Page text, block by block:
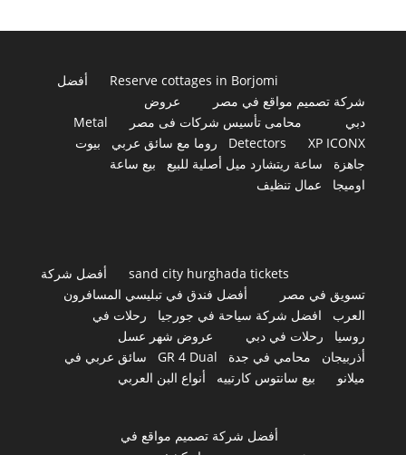
Reserve cottages in Borjomi
أفضل
شركة تصميم مواقع في مصر
عروض
دبي
محامى تأسيس شركات فى مصر
Metal
Detectors
XP ICONX روما مع سائق عربي
بيوت
جاهزة
ساعة ريتشارد ميل أصلية للبيع
بيع ساعة
اوميجا
عمال تنظيف
sand city hurghada tickets
أفضل شركة
تسويق في مصر
أفضل فندق في تبليسي المسافرون
العرب
افضل شركة سياحة في جورجيا
رحلات في
روسيا
رحلات في دبي
عروض شهر عسل
أذربيجان
محامي في جدة GR 4 Dual
سائق عربي في
ميلانو
بيع سانتوس كارتييه أنواع البن العربي
أفضل شركة تصميم مواقع في